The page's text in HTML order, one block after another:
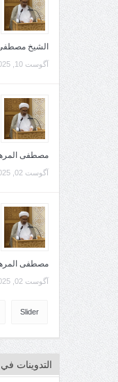
الشيخ
آگوست 10, 2025
مصطفى
آگوست 02, 2025
مصطفى
آگوست 02, 2025
Slider
التدوينات